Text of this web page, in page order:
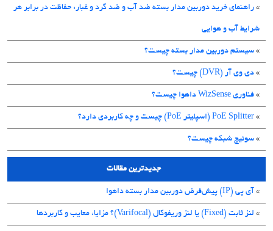
» راهنمای خرید دوربین مدار بسته ضد آب و ضد گرد و غبار: حفاظت در برابر هر
شرایط آب و هوایی
» سیستم دوربین مدار بسته چیست؟
» دی وی آر (DVR) چیست؟
» فناوری WizSense داهوا چیست؟
» PoE Splitter (اسپلیتر PoE) چیست و چه کاربردی دارد؟
» سوئیچ شبکه چیست؟
جدیدترین مقالات
» آی پی (IP) پیش‌فرض دوربین مدار بسته داهوا
» لنز ثابت (Fixed) یا لنز وریفوکال (Varifocal)؟ مزایا، معایب و کاربردها